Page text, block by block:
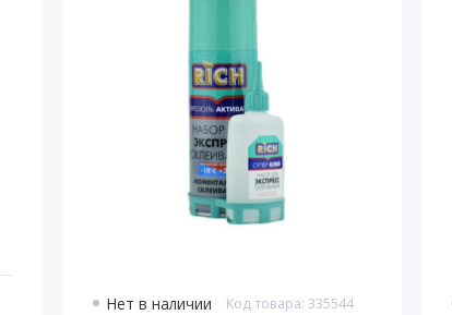
Нет в наличии Код товара: 335544